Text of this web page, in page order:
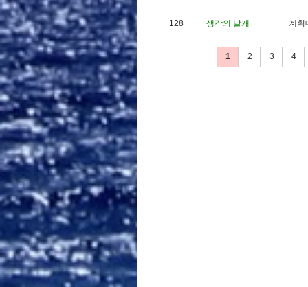
128 생각의 날개 계 획
1 2 3 4